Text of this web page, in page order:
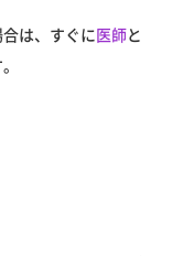
は、すぐに 医師と